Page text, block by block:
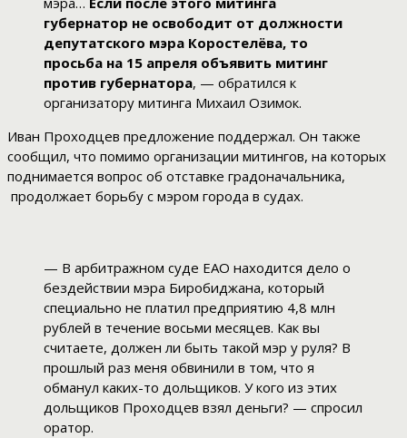
губернатор не освободит от должности
депутатского мэра Коростелёва, то
просьба на 15 апреля объявить митинг
против губернатора, — обратился к
организатору митинга Михаил Озимок.
Иван Проходцев предложение поддержал. Он также
сообщил, что помимо организации митингов, на которых
поднимается вопрос об отставке градоначальника,
продолжает борьбу с мэром города в судах.
— В арбитражном суде ЕАО находится дело о
бездействии мэра Биробиджана, который
специально не платил предприятию 4,8 млн
рублей в течение восьми месяцев. Как вы
считаете, должен ли быть такой мэр у руля? В
прошлый раз меня обвинили в том, что я
обманул каких-то дольщиков. У кого из этих
дольщиков Проходцев взял деньги? — спросил
оратор.